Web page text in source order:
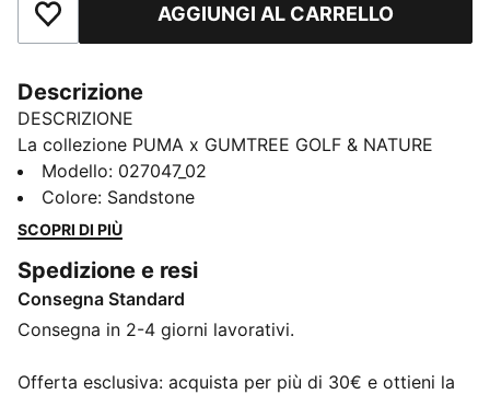
Aggiungi ai PreferitiAGGIUNGI AL CARRELLO
Descrizione
DESCRIZIONE
La collezione PUMA x GUMTREE GOLF & NATURE
CLUB esplora attentamente il DNA condiviso tra
PUMA e Gumtree Golf & Nature Club con design
ispirati ai colori, alla flora e ai paesaggi dei campi da
perfettamente al guardaroba di qualsiasi golfista.
DETTAGLI
Materiale ad alte prestazioni
Visiera leggermente curva
Modello: 027047_02
Colore: Sandstone
SCOPRI DI PIÙ
Spedizione e resi
Consegna Standard
Consegna in 2-4 giorni lavorativi.
Offerta esclusiva: acquista per più di 30€ e ottieni la